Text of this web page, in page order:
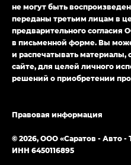
не могут быть
переданы третьим лицам в
предварительного
в письменной форме. Вы
и распечатывать
сайте, для целей личного
решений о приобретении
© 2026, ООО «Саратов - Авто -
ИНН 6450116895
Правовая информация